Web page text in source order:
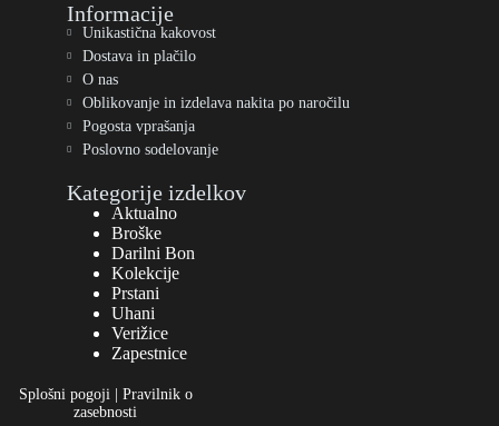
Informacije
Unikastična kakovost
Dostava in plačilo
O nas
Oblikovanje in izdelava nakita po naročilu
Pogosta vprašanja
Poslovno sodelovanje
Kategorije izdelkov
Aktualno
Broške
Darilni Bon
Kolekcije
Prstani
Uhani
Verižice
Zapestnice
Splošni pogoji| Pravilnik o
zasebnosti